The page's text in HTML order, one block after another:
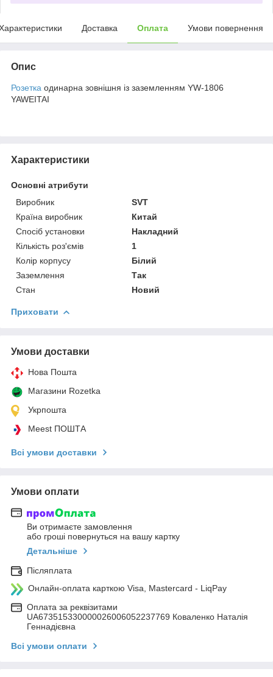
Доставка Оплата Умови повернення
Опис
Розетка одинарна зовнішня із заземленням YW-1806
YAWEITAI
Характеристики
Основні атрибути
Виробник
SVT
Країна виробник
Китай
Спосіб установки
Накладний
Кількість роз'ємів
1
Колір корпусу
Білий
Заземлення
Так
Стан
Новий
Приховати
Умови доставки
Нова Пошта
Магазини Rozetka
Укрпошта
Meest ПОШТА
Всі умови доставки
Умови оплати
Ви отримаєте замовлення
або гроші повернуться на вашу картку
Детальніше
Післяплата
Онлайн-оплата карткою Visa, Mastercard - LiqPay
Оплата за реквізитами
UA673515330000026006052237769 Коваленко Наталія
Геннадієвна
Всі умови оплати